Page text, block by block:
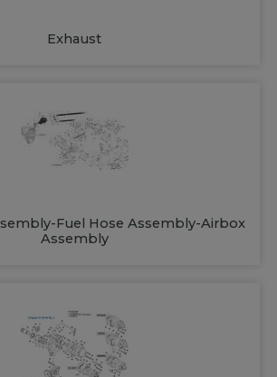
Exhaust
Fuel Hose Assembly-Airbox
Assembly